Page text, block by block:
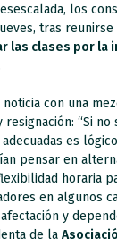
los
tras
las clases por la
con una
“Si no
es
pensar en
horaria
en algunos
y
de la